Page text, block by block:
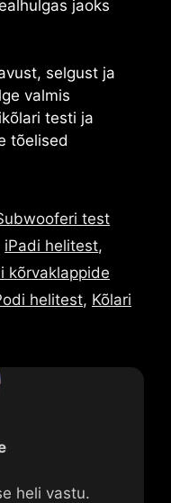
jaoks
selgust ja
valmis
testi ja
tõelised
test
iPadi helitest,
kõrvaklappide
helitest, Kõlari
heli vastu.